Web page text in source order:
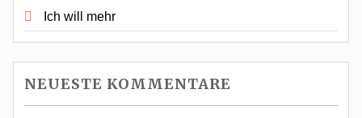
Ich will mehr
NEUESTE KOMMENTARE